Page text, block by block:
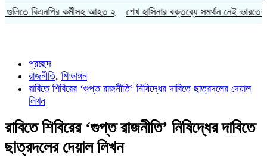
কর্মীসহ আহত ২ শেখ হাসিনার বক্তব্যে সমর্থন নেই ভারতের:
প্রচ্ছদ
রাজনীতি, শিক্ষাঙ্গন
রাবিতে শিবিরের ‘গুপ্ত রাজনীতি’ নিষিদ্ধের দাবিতে ছাত্রদলের দেয়াল
লিখন
রাবিতে শিবিরের ‘গুপ্ত রাজনীতি’ নিষিদ্ধের দাবিতে
ছাত্রদলের দেয়াল লিখন